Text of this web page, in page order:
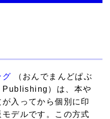
グ （おんでまんどぱぶ
Publishing）は、本や
入ってから個別に印
モデルです。この方式